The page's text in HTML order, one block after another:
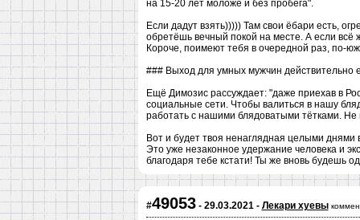
на 15-20 лет моложе и без пробега".
Если дадут взять))))) Там свои ёбари есть,
обретёшь вечный покой на месте. А если всё
Короче, поимеют тебя в очередной раз, по-
### Выход для умных мужчин действительно
Ещё Димозис рассуждает: "даже приехав в
социальные сети. Чтобы валиться в нашу
работать с нашими блядоватыми тётками. Не
Вот и будет твоя ненаглядная целыми днями
Это уже незаконное удержание человека и
благодаря тебе кстати! Ты же вновь будешь
#49053- 29.03.2021 - Лекари хуевы